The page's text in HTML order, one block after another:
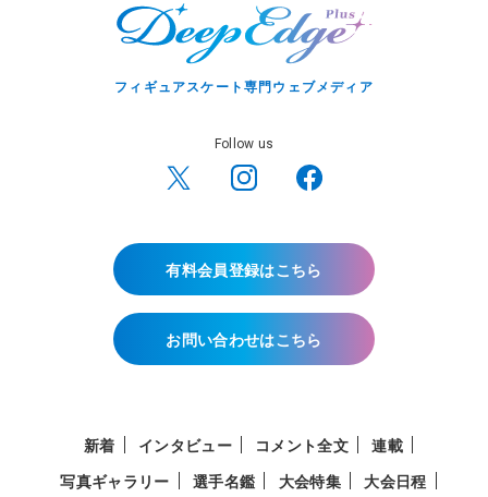
フィギュアスケート専門ウェブメディア
Follow us
有料会員登録はこちら
お問い合わせはこちら
新着 インタビュー コメント全文
連載
写真ギャラリー
選手名鑑 大会特集 大会日程